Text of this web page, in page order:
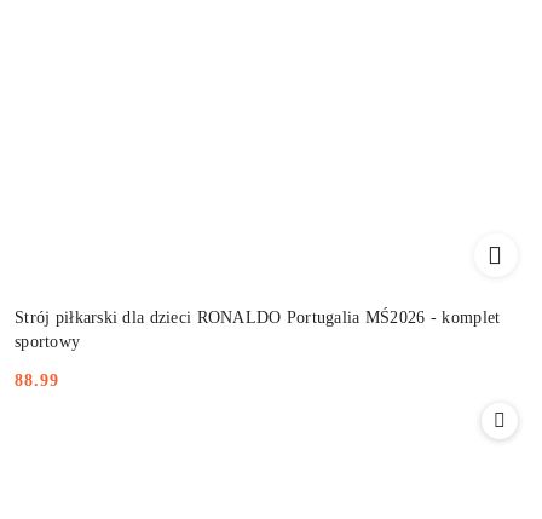
Strój piłkarski dla dzieci RONALDO Portugalia MŚ2026 - komplet
sportowy
Cena:
88.99